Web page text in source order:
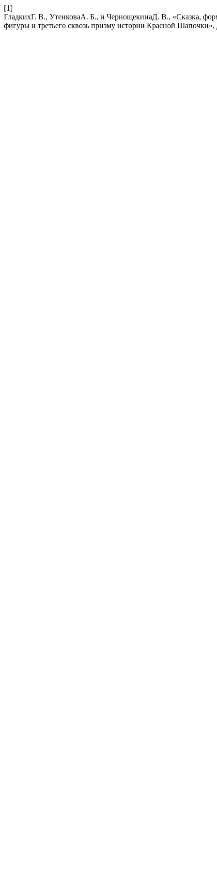
[1]
ГладкихГ. В., УтенковаА. Б., и ЧернощекинаД. В., «Сказка,
фигуры и третьего сквозь призму истории Красной Шапочки»,